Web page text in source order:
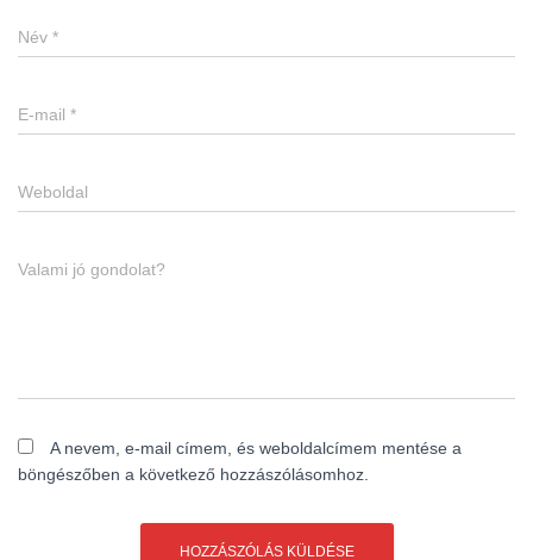
Név *
E-mail *
Weboldal
Valami jó gondolat?
A nevem, e-mail címem, és weboldalcímem mentése a
böngészőben a következő hozzászólásomhoz.